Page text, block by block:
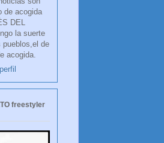
de acogida
DEL
la suerte
pueblos,el de
acogida.
freestyler